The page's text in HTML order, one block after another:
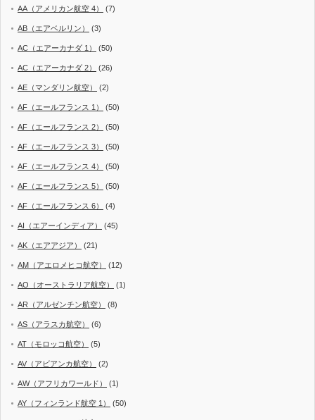
AA（アメリカン航空 4） (7)
AB（エアベルリン） (3)
AC（エアーカナダ 1） (50)
AC（エアーカナダ 2） (26)
AE（マンダリン航空） (2)
AF（エールフランス 1） (50)
AF（エールフランス 2） (50)
AF（エールフランス 3） (50)
AF（エールフランス 4） (50)
AF（エールフランス 5） (50)
AF（エールフランス 6） (4)
AI（エアーインディア） (45)
AK（エアアジア） (21)
AM（アエロメヒコ航空） (12)
AO（オーストラリア航空） (1)
AR（アルゼンチン航空） (8)
AS（アラスカ航空） (6)
AT（モロッコ航空） (5)
AV（アビアンカ航空） (2)
AW（アフリカワールド） (1)
AY（フィンランド航空 1） (50)